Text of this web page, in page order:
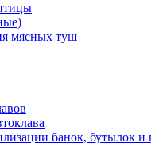
мясных туш
банок, бутылок и